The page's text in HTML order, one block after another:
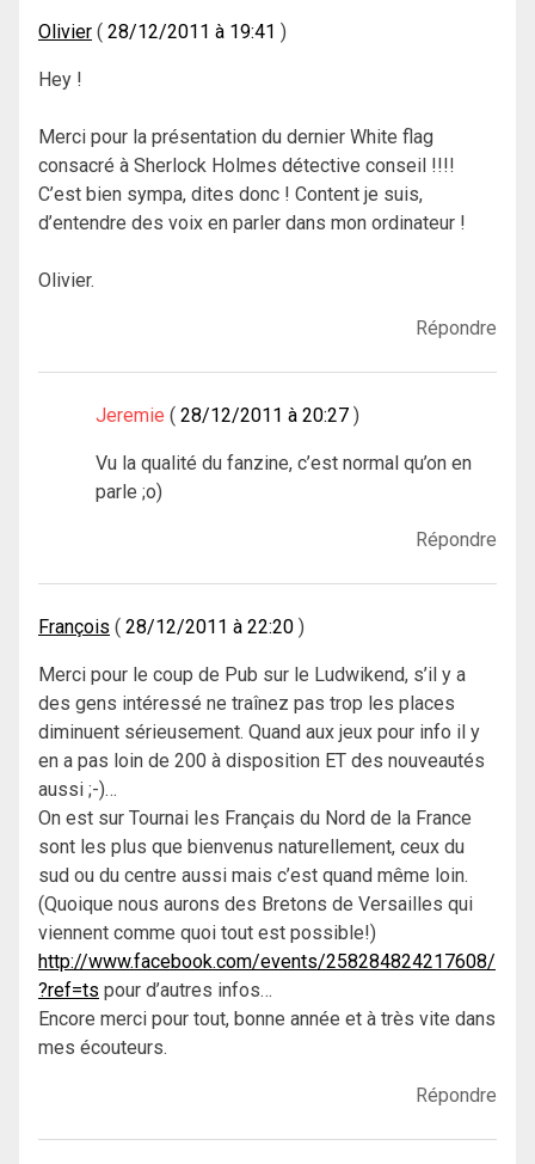
Olivier 28/12/2011 à 19:41
Hey !
Merci pour la présentation du dernier White flag
consacré à Sherlock Holmes détective conseil !!!!
C’est bien sympa, dites donc ! Content je suis,
d’entendre des voix en parler dans mon ordinateur !
Olivier.
Répondre
Jeremie 28/12/2011 à 20:27
Vu la qualité du fanzine, c’est normal qu’on en
parle ;o)
Répondre
François 28/12/2011 à 22:20
Merci pour le coup de Pub sur le Ludwikend, s’il y a
des gens intéressé ne traînez pas trop les places
diminuent sérieusement. Quand aux jeux pour info il y
en a pas loin de 200 à disposition ET des nouveautés
aussi ;-)…
On est sur Tournai les Français du Nord de la France
sont les plus que bienvenus naturellement, ceux du
sud ou du centre aussi mais c’est quand même loin.
(Quoique nous aurons des Bretons de Versailles qui
viennent comme quoi tout est possible!)
http://www.facebook.com/events/258284824217608/
?ref=ts pour d’autres infos…
Encore merci pour tout, bonne année et à très vite dans
mes écouteurs.
Répondre